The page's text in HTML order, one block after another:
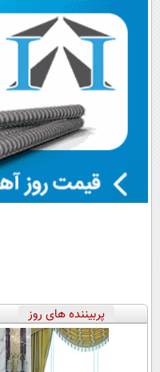
اقساطی😍
شروع کاهش
وزن
پربیننده های روز